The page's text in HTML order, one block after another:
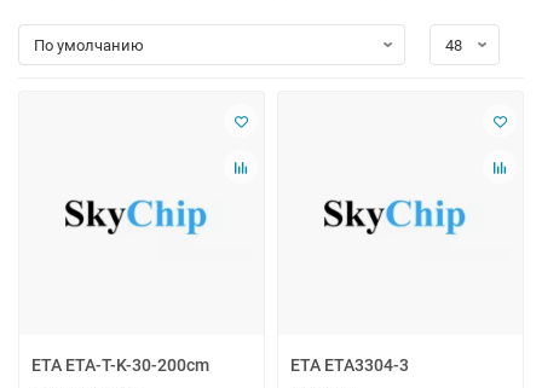
ETA ETA-T-K-30-200cm ETA ETA3304-3